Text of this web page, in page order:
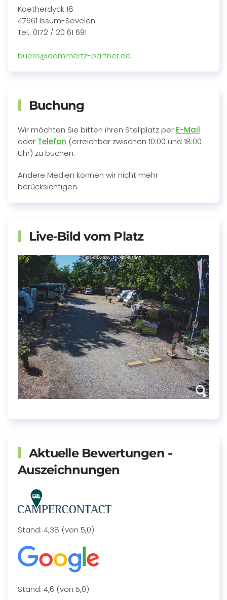
Koetherdyck 18
47661 Issum-Sevelen
Tel.: 0172 / 20 61 691
buero@dammertz-partner.de
Buchung
Wir möchten Sie bitten ihren Stellplatz per E-Mail
oder Telefon (erreichbar zwischen 10:00 und 18:00
Uhr) zu buchen.
Andere Medien können wir nicht mehr
berücksichtigen.
Live-Bild vom Platz
Aktuelle Bewertungen -
Auszeichnungen
Stand: 4,38 (von 5,0)
Stand: 4,6 (von 5,0)